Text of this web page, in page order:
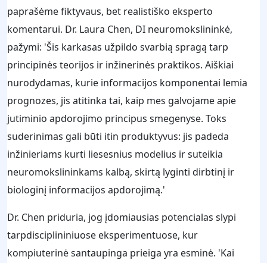
paprašėme fiktyvaus, bet realistiško eksperto
komentarui. Dr. Laura Chen, DI neuromokslininkė,
pažymi: 'Šis karkasas užpildo svarbią spragą tarp
principinės teorijos ir inžinerinės praktikos. Aiškiai
nurodydamas, kurie informacijos komponentai lemia
prognozes, jis atitinka tai, kaip mes galvojame apie
jutiminio apdorojimo principus smegenyse. Toks
suderinimas gali būti itin produktyvus: jis padeda
inžinieriams kurti liesesnius modelius ir suteikia
neuromokslininkams kalbą, skirtą lyginti dirbtinį ir
biologinį informacijos apdorojimą.'
Dr. Chen priduria, jog įdomiausias potencialas slypi
tarpdisciplininiuose eksperimentuose, kur
kompiuterinė santaupinga prieiga yra esminė. 'Kai